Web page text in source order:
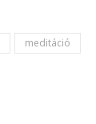
meditáció